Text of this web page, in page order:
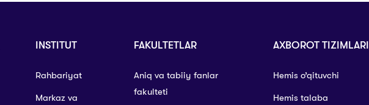
INSTITUT
Rahbariyat
Markaz va
FAKULTETLAR
Aniq va tabiiy fanlar
fakulteti
AXBOROT TIZIMLARI
Hemis o’qituvchi
Hemis talaba